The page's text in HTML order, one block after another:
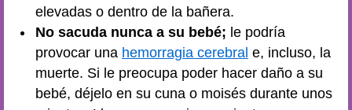
elevadas o dentro de la bañera.
No sacuda nunca a su bebé; le podría
provocar una hemorragia cerebral e, incluso, la
muerte. Si le preocupa poder hacer daño a su
bebé, déjelo en su cuna o moisés durante unos